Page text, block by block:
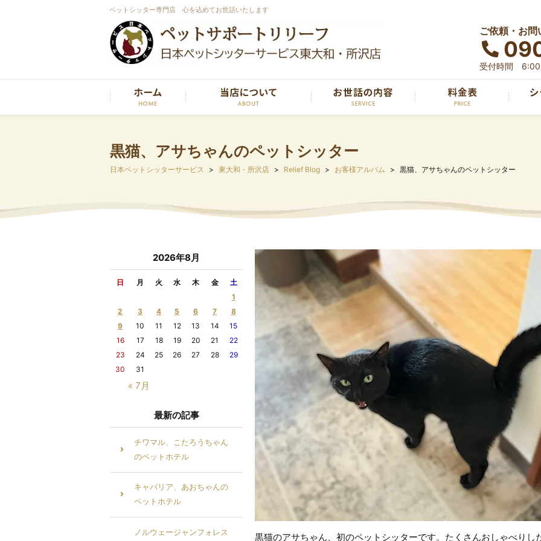
ペットシッター専門店 心を込めてお世話いたします
ご依頼・お問
受付時間 6:00
黒猫、アサちゃんのペットシッター
日本ペットシッターサービス 東大和・所沢店 Relief Blog お客様アルバム 黒猫、アサちゃんのペットシッター
黒猫のアサちゃん、初のペットシッターです。たくさんおしゃべりし
2026年8月
日 月 火 水 木 金 土
« 7月
1
2
3 4 5 6 7
8
9
10 11 12 13 14
15
16
17 18 19 20 21
22
23
24 25 26 27 28
29
30
31
最新の記事
チワマル、こたろうちゃん
のペットホテル
キャバリア、あおちゃんの
ペットホテル
ノルウェージャンフォレス